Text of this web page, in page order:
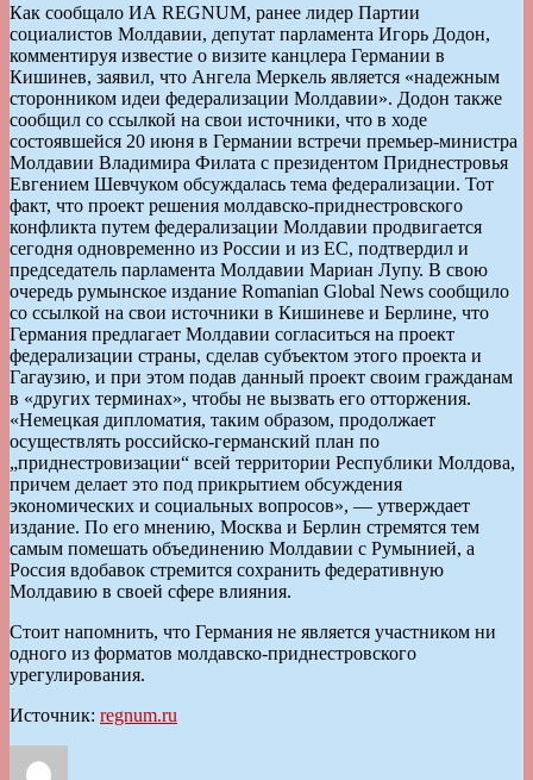
Как сообщало ИА REGNUM, ранее лидер Партии
социалистов Молдавии, депутат парламента Игорь Додон,
комментируя известие о визите канцлера Германии в
Кишинев, заявил, что Ангела Меркель является «надежным
сторонником идеи федерализации Молдавии». Додон также
сообщил со ссылкой на свои источники, что в ходе
состоявшейся 20 июня в Германии встречи премьер-министра
Молдавии Владимира Филата с президентом Приднестровья
Евгением Шевчуком обсуждалась тема федерализации. Тот
факт, что проект решения молдавско-приднестровского
конфликта путем федерализации Молдавии продвигается
сегодня одновременно из России и из ЕС, подтвердил и
председатель парламента Молдавии Мариан Лупу. В свою
очередь румынское издание Romanian Global News сообщило
со ссылкой на свои источники в Кишиневе и Берлине, что
Германия предлагает Молдавии согласиться на проект
федерализации страны, сделав субъектом этого проекта и
Гагаузию, и при этом подав данный проект своим гражданам
в «других терминах», чтобы не вызвать его отторжения.
«Немецкая дипломатия, таким образом, продолжает
осуществлять российско-германский план по
„приднестровизации“ всей территории Республики Молдова,
причем делает это под прикрытием обсуждения
экономических и социальных вопросов», — утверждает
издание. По его мнению, Москва и Берлин стремятся тем
самым помешать объединению Молдавии с Румынией, а
Россия вдобавок стремится сохранить федеративную
Молдавию в своей сфере влияния.
Стоит напомнить, что Германия не является участником ни
одного из форматов молдавско-приднестровского
урегулирования.
Источник: regnum.ru